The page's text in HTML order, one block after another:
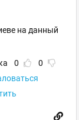
на данный
0
0